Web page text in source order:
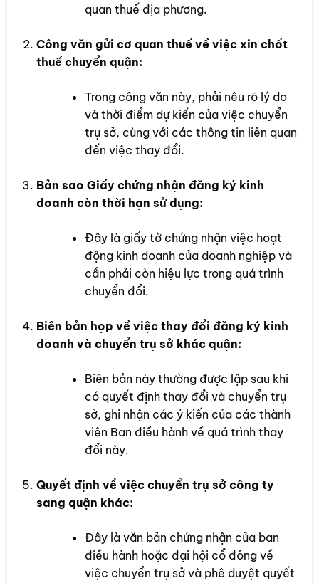
quan thuế địa phương.
Công văn gửi cơ quan thuế về việc xin chốt
thuế chuyển quận:
Trong công văn này, phải nêu rõ lý do
và thời điểm dự kiến của việc chuyển
trụ sở, cùng với các thông tin liên quan
đến việc thay đổi.
Bản sao Giấy chứng nhận đăng ký kinh
doanh còn thời hạn sử dụng:
Đây là giấy tờ chứng nhận việc hoạt
động kinh doanh của doanh nghiệp và
cần phải còn hiệu lực trong quá trình
chuyển đổi.
Biên bản họp về việc thay đổi đăng ký kinh
doanh và chuyển trụ sở khác quận:
Biên bản này thường được lập sau khi
có quyết định thay đổi và chuyển trụ
sở, ghi nhận các ý kiến của các thành
viên Ban điều hành về quá trình thay
đổi này.
Quyết định về việc chuyển trụ sở công ty
sang quận khác:
Đây là văn bản chứng nhận của ban
điều hành hoặc đại hội cổ đông về
việc chuyển trụ sở và phê duyệt quyết